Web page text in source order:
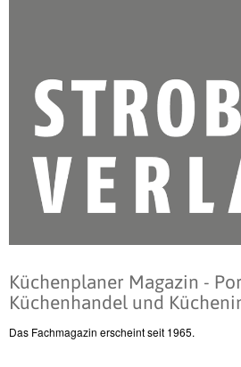
Küchenplaner Magazin -
Küchenhandel und
Das Fachmagazin erscheint seit 1965.